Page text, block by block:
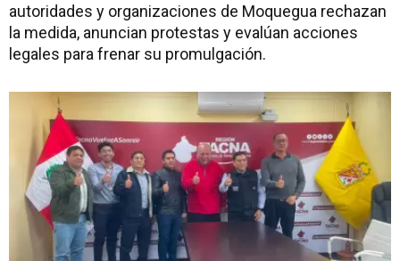
autoridades y organizaciones de Moquegua rechazan
la medida, anuncian protestas y evalúan acciones
legales para frenar su promulgación.